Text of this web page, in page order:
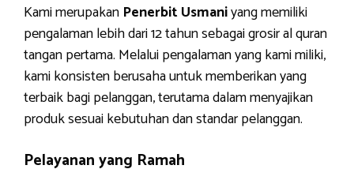
Kami merupakan Penerbit Usmaniyang memiliki
pengalaman lebih dari 12 tahun sebagai grosir al quran
tangan pertama. Melalui pengalaman yang kami miliki,
kami konsisten berusaha untuk memberikan yang
terbaik bagi pelanggan, terutama dalam menyajikan
produk sesuai kebutuhan dan standar pelanggan.
Pelayanan yang Ramah